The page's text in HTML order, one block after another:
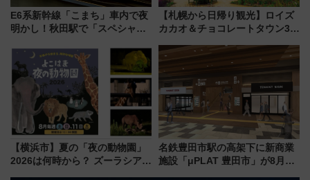
E6系新幹線「こまち」車内で夜
明かし！秋田駅で「スペシャル
法は？
【札幌から日帰り観光】ロイズ
カカオ＆チョコレートタウン3周
詰め放題を開催、ロイズタウン
駅からのアクセスも
【横浜市】夏の「夜の動物園」
2026は何時から？ ズーラシア・
名鉄豊田市駅の高架下に新商業
施設「μPLAT 豊田市」が8月26